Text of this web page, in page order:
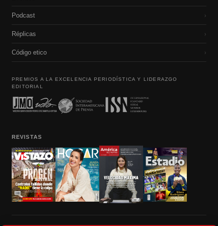
Podcast ›
Réplicas ›
Código etico ›
PREMIOS A LA EXCELENCIA PERIODÍSTICA Y LIDERAZGO
EDITORIAL
REVISTAS